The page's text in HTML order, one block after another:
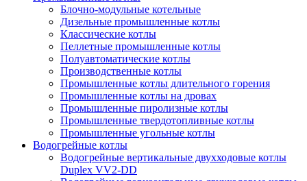
Блочно-модульные котельные
Дизельные промышленные котлы
Классические котлы
Пеллетные промышленные котлы
Полуавтоматические котлы
Производственные котлы
Промышленные котлы длительного горения
Промышленные котлы на дровах
Промышленные пиролизные котлы
Промышленные твердотопливные котлы
Промышленные угольные котлы
Водогрейные котлы
Водогрейные вертикальные двухходовые котлы
Duplex VV2-DD